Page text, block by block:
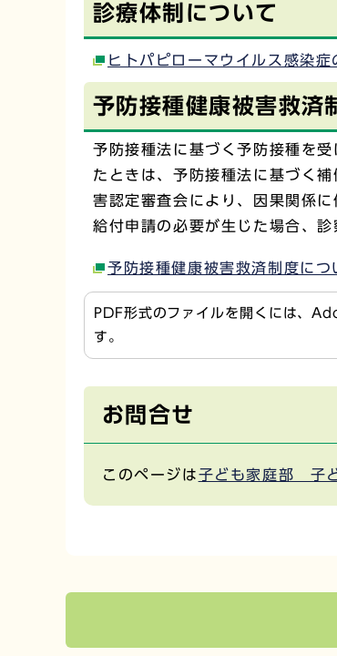
診療体制について
ヒトパピローマウイルス感染
予防接種健康被害救済
予防接種法に基づく予防接種を
たときは、予防接種法に基づく
害認定審査会により、因果関係に
給付申請の必要が生じた場合、
予防接種健康被害救済制度につ
PDF形式のファイルを開くには、
す。
お問合せ
このページは子ども家庭部 子